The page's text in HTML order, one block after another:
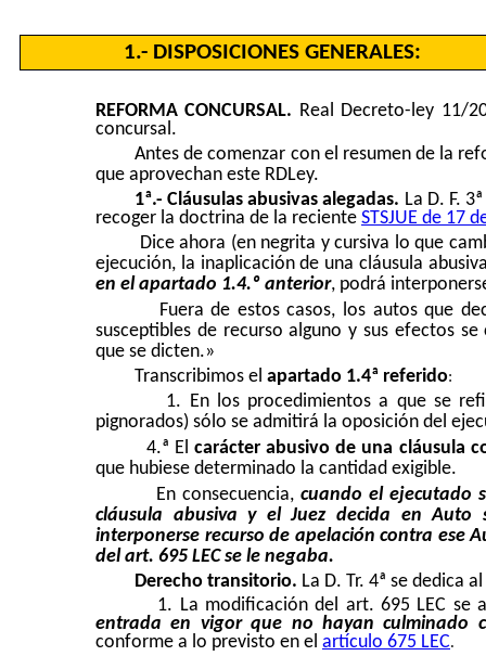
1.- DISPOSICIONES GENERALES:
REFORMA CONCURSAL. Real Decreto-ley 11/
concursal.
Antes de comenzar con el resumen de la
que aprovechan este RDLey.
1ª.- Cláusulas abusivas alegadas. La D. F.
recoger la doctrina de la reciente STSJUE de 17
Dice ahora (en negrita y cursiva lo que
ejecución, la inaplicación de una cláusula
en el apartado 1.4.º anterior, podrá
Fuera de estos casos, los autos que
susceptibles de recurso alguno y sus efectos
que se dicten.»
Transcribimos el apartado 1.4ª referido:
1. En los procedimientos a que se
pignorados) sólo se admitirá la oposición del
4.ª El carácter abusivo de una cláusula
que hubiese determinado la cantidad exigible.
En consecuencia, cuando el ejecutado
cláusula abusiva y el Juez decida en
interponerse recurso de apelación contra ese
del art. 695 LEC se le negaba.
Derecho transitorio. La D. Tr. 4ª se dedica
1. La modificación del art. 695 LEC se
entrada en vigor que no hayan culminado
conforme a lo previsto en el artículo 675 LEC.